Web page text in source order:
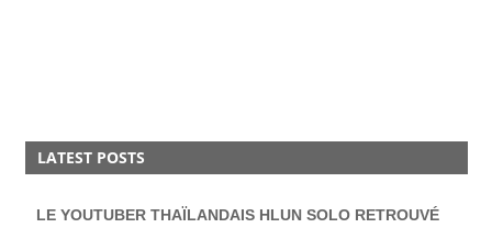
LATEST POSTS
LE YOUTUBER THAÏLANDAIS HLUN SOLO RETROUVÉ